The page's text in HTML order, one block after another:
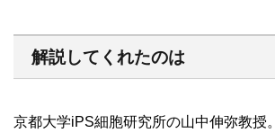
解説してくれたのは
京都大学iPS細胞研究所の山中伸弥教授。